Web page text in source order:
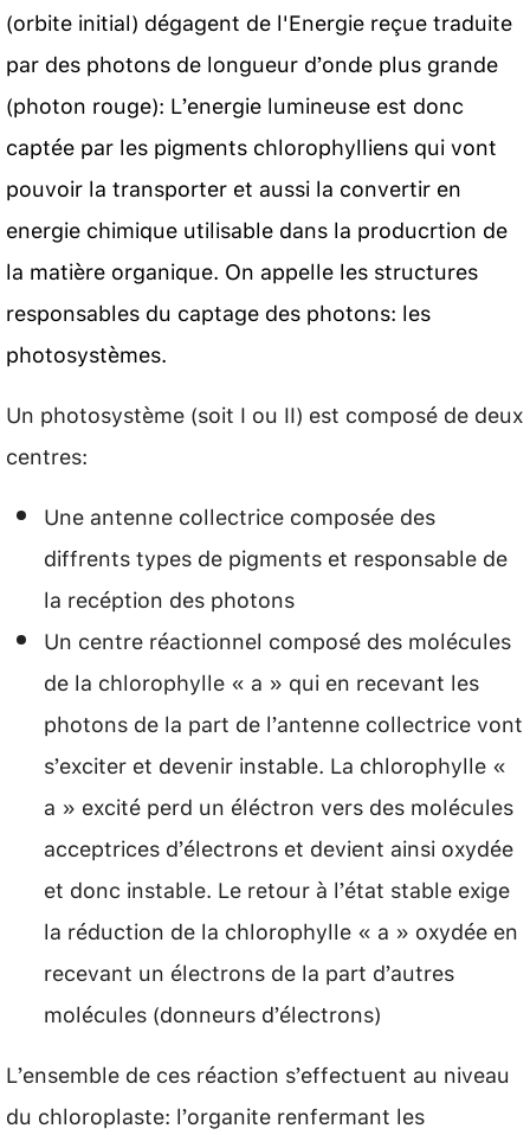
(orbite initial) dégagent de l'Energie reçue traduite
par des photons de longueur d’onde plus grande
(photon rouge): L’energie lumineuse est donc
captée par les pigments chlorophylliens qui vont
pouvoir la transporter et aussi la convertir en
energie chimique utilisable dans la producrtion de
la matière organique. On appelle les structures
responsables du captage des photons: les
photosystèmes.
Un photosystème (soit I ou II) est composé de deux
centres:
Une antenne collectrice composée des
diffrents types de pigments et responsable de
la recéption des photons
Un centre réactionnel composé des molécules
de la chlorophylle « a » qui en recevant les
photons de la part de l’antenne collectrice vont
s’exciter et devenir instable. La chlorophylle «
a » excité perd un éléctron vers des molécules
acceptrices d’électrons et devient ainsi oxydée
et donc instable. Le retour à l’état stable exige
la réduction de la chlorophylle « a » oxydée en
recevant un électrons de la part d’autres
molécules (donneurs d’électrons)
L’ensemble de ces réaction s’effectuent au niveau
du chloroplaste: l’organite renfermant les